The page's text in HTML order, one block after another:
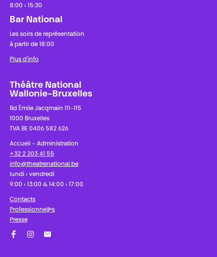
8:00 › 15:30
Bar National
Les soirs de représentation
à partir de 18:00
Plus d'info
Théâtre National
Wallonie-Bruxelles
Bd Émile Jacqmain 111-115
1000 Bruxelles
TVA BE 0406 582 626
Accueil - Administration
+32 2 203 41 55
info@theatrenational.be
lundi › vendredi
9:00 › 13:00 & 14:00 › 17:00
Contacts
Professionnel·les
Presse